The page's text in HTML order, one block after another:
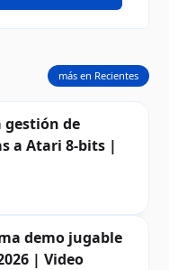
gestión de
a Atari 8-bits |
demo jugable
| Video
más en Recientes